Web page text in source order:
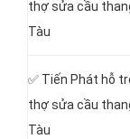
thợ sửa cầu
Tàu
✅ Tiến Phát hỗ
thợ sửa cầu
Tàu